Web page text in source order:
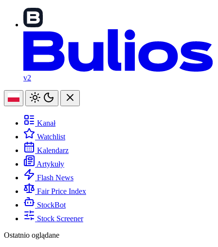
v2
Kanał
Watchlist
Kalendarz
Artykuły
Flash News
Fair Price Index
StockBot
Stock Screener
Ostatnio oglądane